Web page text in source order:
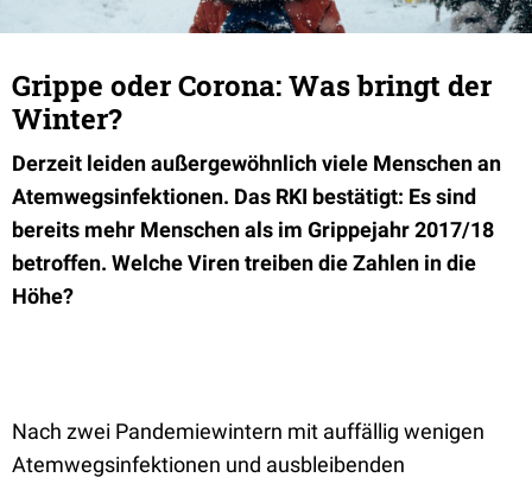
Grippe oder Corona: Was bringt der
Winter?
Derzeit leiden außergewöhnlich viele Menschen an
Atemwegsinfektionen. Das RKI bestätigt: Es sind
bereits mehr Menschen als im Grippejahr 2017/18
betroffen. Welche Viren treiben die Zahlen in die
Höhe?
Nach zwei Pandemiewintern mit auffällig wenigen
Atemwegsinfektionen und ausbleibenden